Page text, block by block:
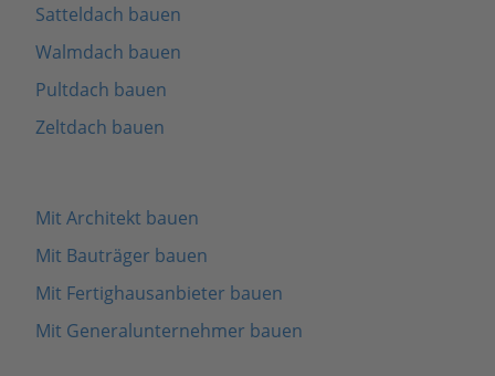
Satteldach bauen
Walmdach bauen
Pultdach bauen
Zeltdach bauen
Mit Architekt bauen
Mit Bauträger bauen
Mit Fertighausanbieter bauen
Mit Generalunternehmer bauen